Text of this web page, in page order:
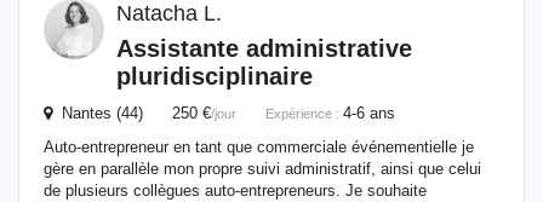
Natacha L.
Assistante administrative
pluridisciplinaire
Nantes (44) 250 €/jour Expérience : 4-6 ans
Auto-entrepreneur en tant que commerciale événementielle je
gère en parallèle mon propre suivi administratif, ainsi que celui
de plusieurs collègues auto-entrepreneurs. Je souhaite